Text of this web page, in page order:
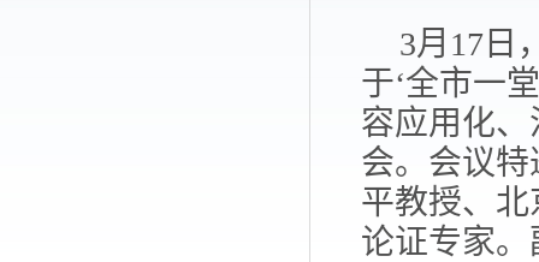
3月17日
于‘全市一
容应用化
会。 会议特
平教授、
论证专家